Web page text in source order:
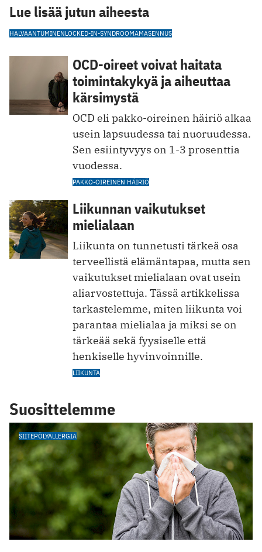
Lue lisää jutun aiheesta
HALVAANTUMINENLOCKED-IN-SYNDROOMAMASENNUS
OCD-oireet voivat haitata
toimintakykyä ja aiheuttaa
kärsimystä
OCD eli pakko-oireinen häiriö alkaa
usein lapsuudessa tai nuoruudessa.
Sen esiintyvyys on 1-3 prosenttia
vuodessa.
PAKKO-OIREINEN HÄIRIÖ
Liikunnan vaikutukset
mielialaan
Liikunta on tunnetusti tärkeä osa
terveellistä elämäntapaa, mutta sen
vaikutukset mielialaan ovat usein
aliarvostettuja. Tässä artikkelissa
tarkastelemme, miten liikunta voi
parantaa mielialaa ja miksi se on
tärkeää sekä fyysiselle että
henkiselle hyvinvoinnille.
LIIKUNTA
Suosittelemme
SIITEPÖLYALLERGIA